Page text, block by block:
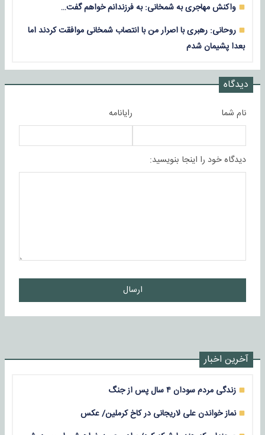
واکنش مهاجری به شمخانی: به فرزندانم خواهم گفت…
روحانی: رهبری با اصرار من با انتصاب شمخانی موافقت کردند اما
بعدا پشیمان شدم
دیدگاه
نام شما رایانامه
دیدگاه خود را اینجا بنویسید:
ارسال
آخرین اخبار
زندگی مردم سودان ۴ سال پس از جنگ
نماز خواندن علی لاریجانی در کاخ کرملین/ عکس